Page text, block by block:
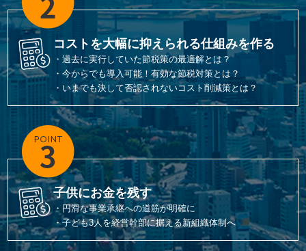
コストを大幅に抑えられる仕組みを作る
・過去に実行していた節税策の最適解とは？
・今からでも導入可能！有効な節税対策とは？
・いまでも決して否認されないコスト削減策とは？
子供にお金を残す
・円滑な事業承継への道筋が明確に
・子ども3人を経営幹部に据える新組織体制へ